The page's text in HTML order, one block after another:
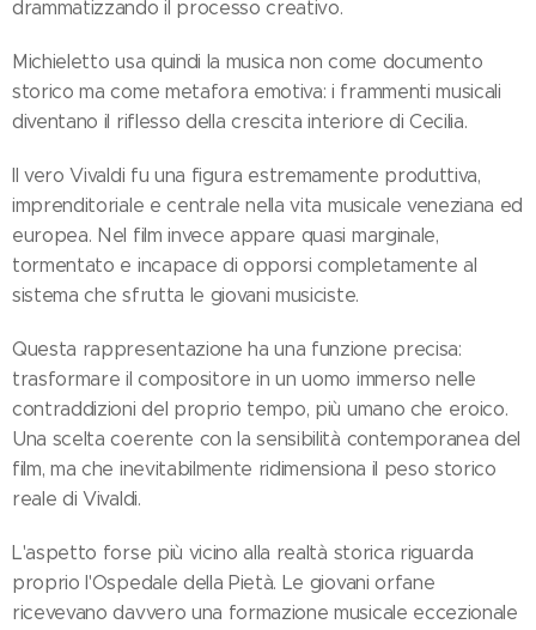
drammatizzando il processo creativo.
Michieletto usa quindi la musica non come documento
storico ma come metafora emotiva: i frammenti musicali
diventano il riflesso della crescita interiore di Cecilia.
Il vero Vivaldi fu una figura estremamente produttiva,
imprenditoriale e centrale nella vita musicale veneziana ed
europea. Nel film invece appare quasi marginale,
tormentato e incapace di opporsi completamente al
sistema che sfrutta le giovani musiciste.
Questa rappresentazione ha una funzione precisa:
trasformare il compositore in un uomo immerso nelle
contraddizioni del proprio tempo, più umano che eroico.
Una scelta coerente con la sensibilità contemporanea del
film, ma che inevitabilmente ridimensiona il peso storico
reale di Vivaldi.
L'aspetto forse più vicino alla realtà storica riguarda
proprio l'Ospedale della Pietà. Le giovani orfane
ricevevano davvero una formazione musicale eccezionale